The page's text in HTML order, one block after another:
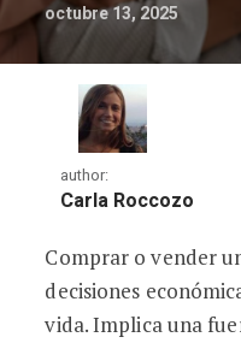
octubre 13, 2025
author:
Carla Roccozo
Conoces las
Comprar o vender
decisiones
vida. Implica una